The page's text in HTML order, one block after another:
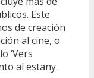
Este
de creación
al cine, o
‘Vers
al estany.